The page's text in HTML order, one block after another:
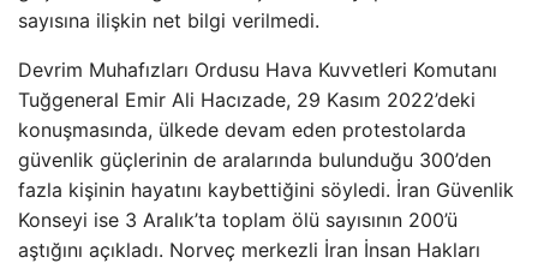
sayısına ilişkin net bilgi verilmedi.
Devrim Muhafızları Ordusu Hava Kuvvetleri Komutanı
Tuğgeneral Emir Ali Hacızade, 29 Kasım 2022’deki
konuşmasında, ülkede devam eden protestolarda
güvenlik güçlerinin de aralarında bulunduğu 300’den
fazla kişinin hayatını kaybettiğini söyledi. İran Güvenlik
Konseyi ise 3 Aralık’ta toplam ölü sayısının 200’ü
aştığını açıkladı. Norveç merkezli İran İnsan Hakları